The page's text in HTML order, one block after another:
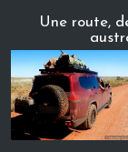
Une route,